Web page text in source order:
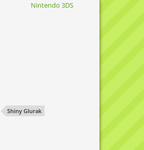
Nintendo 3DS
Shiny Glurak